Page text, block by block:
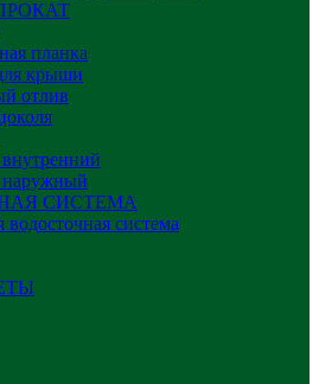
планка
крыши
отлив
наружный
СИСТЕМА
водосточная система